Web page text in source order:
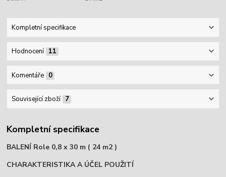
Kompletní specifikace
Hodnocení 11
Komentáře 0
Související zboží 7
Kompletní specifikace
BALENÍ Role 0,8 x 30 m ( 24 m2 )
CHARAKTERISTIKA A ÚČEL POUŽITÍ